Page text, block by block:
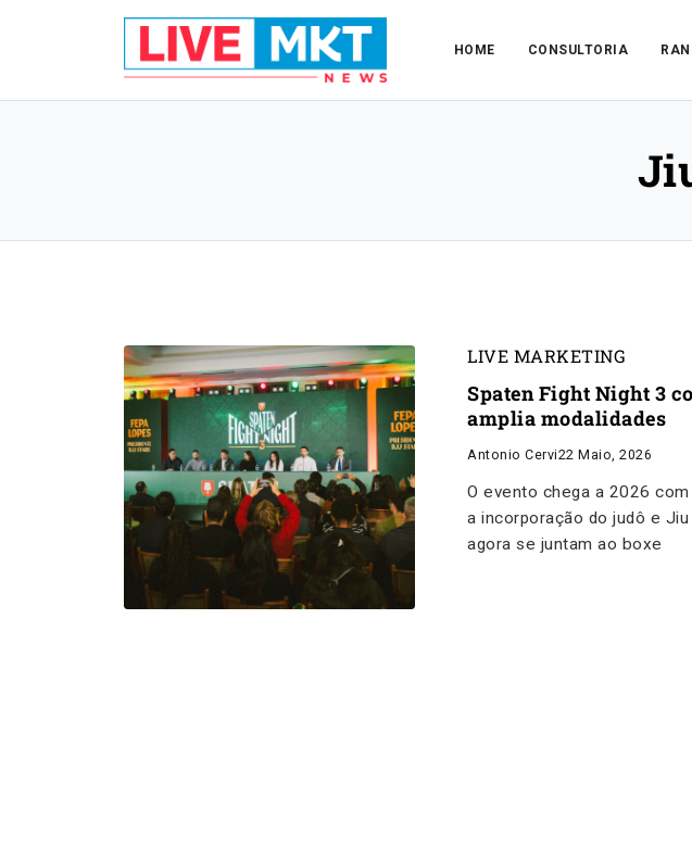
HOME CONSULTORIA
LIVE MARKETING
Spaten Fight Night 3
amplia modalidades
Antonio Cervi22 Maio, 2026
O evento chega a 2026
a incorporação do judô e
agora se juntam ao boxe